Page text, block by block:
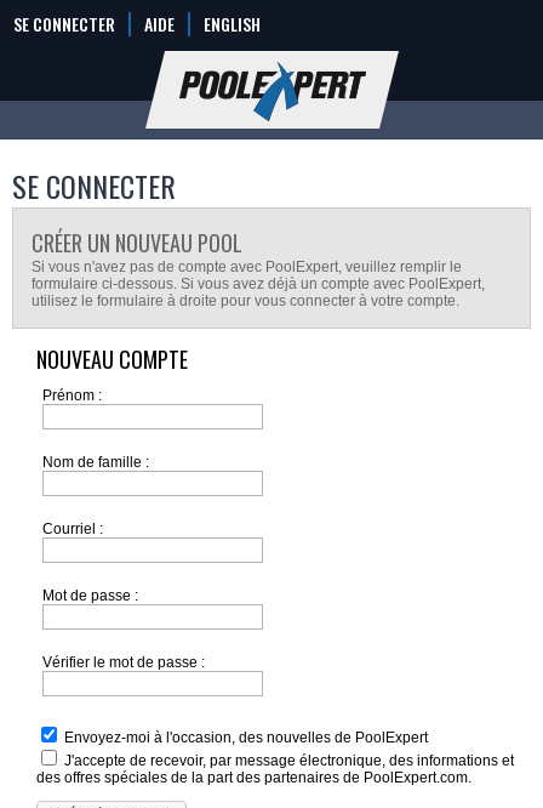
SE CONNECTER AIDE ENGLISH
SE CONNECTER
CRÉER UN NOUVEAU POOL
Si vous n'avez pas de compte avec PoolExpert, veuillez remplir le
formulaire ci-dessous. Si vous avez déjà un compte avec PoolExpert,
utilisez le formulaire à droite pour vous connecter à votre compte.
NOUVEAU COMPTE
Prénom :
Nom de famille :
Courriel :
Mot de passe :
Vérifier le mot de passe :
Envoyez-moi à l'occasion, des nouvelles de PoolExpert
J'accepte de recevoir, par message électronique, des informations et
des offres spéciales de la part des partenaires de PoolExpert.com.